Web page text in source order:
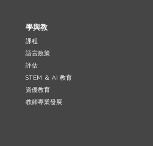
學與教
課程
語言政策
評估
STEM ＆ AI 教育
資優教育
教師專業發展